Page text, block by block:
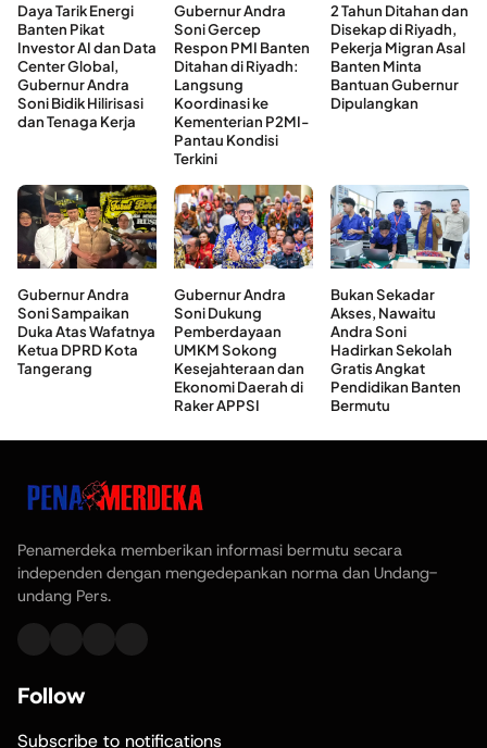
Daya Tarik Energi
Banten Pikat
Investor AI dan Data
Center Global,
Gubernur Andra
Soni Bidik Hilirisasi
dan Tenaga Kerja
Gubernur Andra
Soni Gercep
Respon PMI Banten
Ditahan di Riyadh:
Langsung
Koordinasi ke
Kementerian P2MI-
Pantau Kondisi
Terkini
2 Tahun Ditahan dan
Disekap di Riyadh,
Pekerja Migran Asal
Banten Minta
Bantuan Gubernur
Dipulangkan
Gubernur Andra
Soni Sampaikan
Duka Atas Wafatnya
Ketua DPRD Kota
Tangerang
Gubernur Andra
Soni Dukung
Pemberdayaan
UMKM Sokong
Kesejahteraan dan
Ekonomi Daerah di
Raker APPSI
Bukan Sekadar
Akses, Nawaitu
Andra Soni
Hadirkan Sekolah
Gratis Angkat
Pendidikan Banten
Bermutu
Penamerdeka memberikan informasi bermutu secara
independen dengan mengedepankan norma dan Undang-
undang Pers.
Follow
Subscribe to notifications